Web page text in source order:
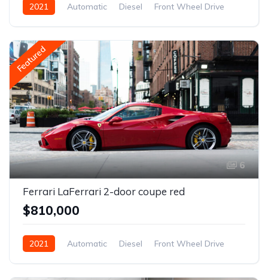
2021 Automatic Diesel Front Wheel Drive
Featured
6
Ferrari LaFerrari 2-door coupe red
$810,000
2021 Automatic Diesel Front Wheel Drive